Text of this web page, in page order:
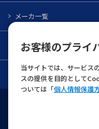
お客様のプライ
当サイトでは、サービス
スの提供を目的として
ついては「個人情報保護
メーカ一覧
インフォメーション
お問い合わせ
© 2022 MARUBUN